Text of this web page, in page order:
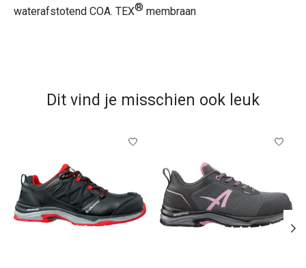
waterafstotend COA. TEX® membraan
Dit vind je misschien ook leuk
Items van productcarrousel